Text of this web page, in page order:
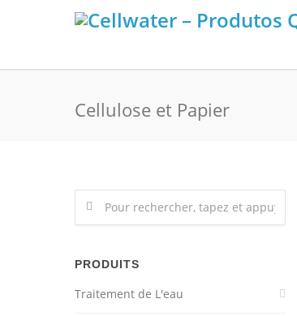
Cellulose et Papier
PRODUITS
Traitement de L'eau